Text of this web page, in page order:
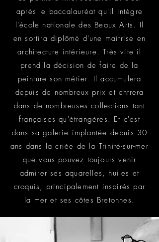
après le baccalauréat qu'il intègre
l'école nationale des Beaux Arts. Il
en sortiradiplômé d'une maitrise en
architecture intérieure. Très vite il
prend la décision de faire de la
peinture son métier. Il accumulera
depuis de nombreux prix et entrera
dans de nombreuses collections tant
françaises qu'étrangères. Et c'est
dans sa galerie implantée depuis 30
ans dans la criée de la Trinité-sur-mer
que vous pouvez toujours venir
admirer ses aquarelles, huiles et
croquis, principalement inspirés par
la mer et ses côtes Bretonnes.